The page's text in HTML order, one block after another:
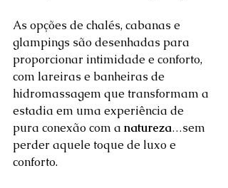
As opções de chalés, cabanas e
glampings são desenhadas para
proporcionar intimidade e conforto,
com lareiras e banheiras de
hidromassagem que transformam a
estadia em uma experiência de
pura conexão com a natureza…sem
perder aquele toque de luxo e
conforto.